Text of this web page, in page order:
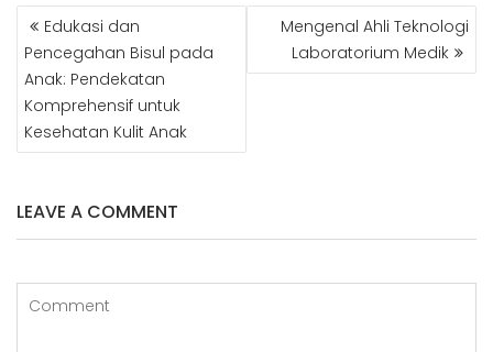
NAVIGASI
POSEdukasi dan
Pencegahan Bisul pada
Anak: Pendekatan
Komprehensif untuk
Kesehatan Kulit Anak
Mengenal Ahli Teknologi
Laboratorium Medik
LEAVE A COMMENT